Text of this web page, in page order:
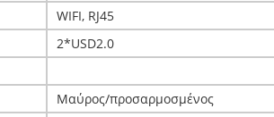
WIFI, RJ45
2*USD2.0
Μαύρος/προσαρμοσμένος